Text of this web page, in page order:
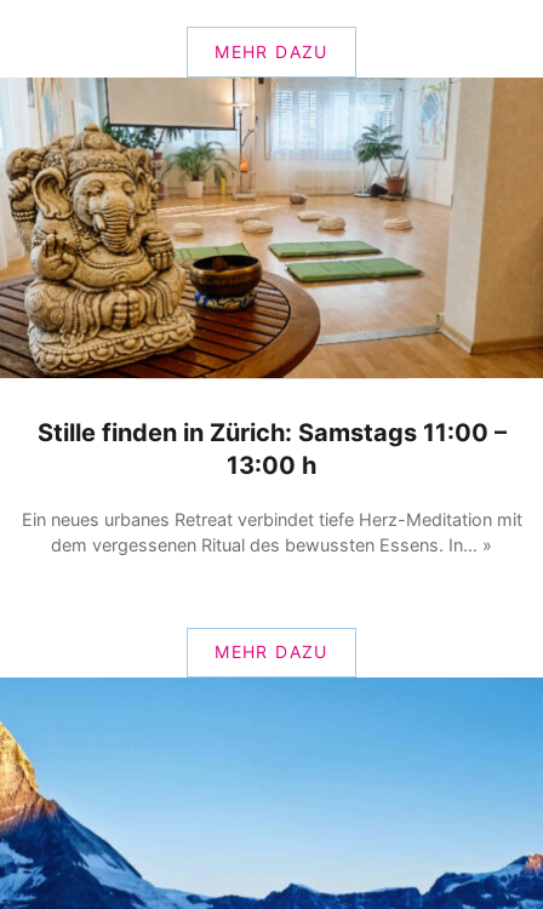
MEHR DAZU
Stille finden in Zürich: Samstags 11:00 –
13:00 h
Ein neues urbanes Retreat verbindet tiefe Herz-Meditation mit
dem vergessenen Ritual des bewussten Essens. In… »
MEHR DAZU